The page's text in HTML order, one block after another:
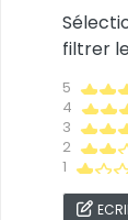
filtrer
5
4
3
2
1